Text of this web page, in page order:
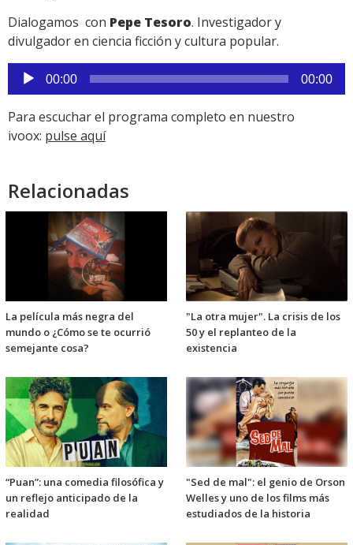
Dialogamos con Pepe Tesoro. Investigador y
divulgador en ciencia ficción y cultura popular.
Reproductor
de
audio
00:00 00:00
Para escuchar el programa completo en nuestro
ivoox: pulse aquí
Relacionadas
La película más negra del
mundo o ¿Cómo se te ocurrió
semejante cosa?
"La otra mujer". La crisis de los
50 y el replanteo de la
existencia
“Puan”: una comedia filosófica y
un reflejo anticipado de la
realidad
"Sed de mal": el genio de Orson
Welles y uno de los films más
estudiados de la historia